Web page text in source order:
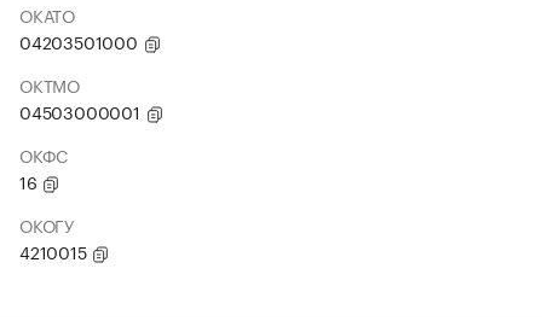
ОКАТО
04203501000
ОКТМО
04503000001
ОКФС
16
ОКОГУ
4210015